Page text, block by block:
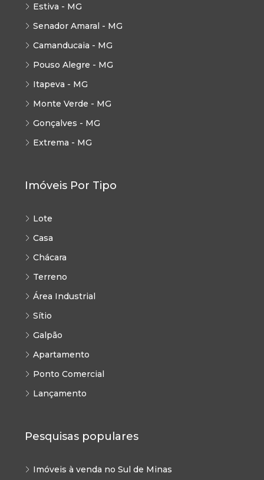
Estiva - MG
Senador Amaral - MG
Camanducaia - MG
Pouso Alegre - MG
Itapeva - MG
Monte Verde - MG
Gonçalves - MG
Extrema - MG
Imóveis Por Tipo
Lote
Casa
Chácara
Terreno
Área Industrial
Sítio
Galpão
Apartamento
Ponto Comercial
Lançamento
Pesquisas populares
Imóveis à venda no Sul de Minas